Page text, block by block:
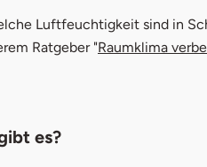
Luftfeuchtigkeit sind in
Ratgeber "Raumklima
es?